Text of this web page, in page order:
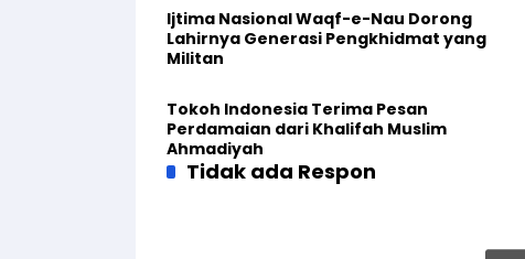
Ijtima Nasional Waqf-e-Nau Dorong
Lahirnya Generasi Pengkhidmat yang
Militan
Tokoh Indonesia Terima Pesan
Perdamaian dari Khalifah Muslim
Ahmadiyah
Tidak ada Respon